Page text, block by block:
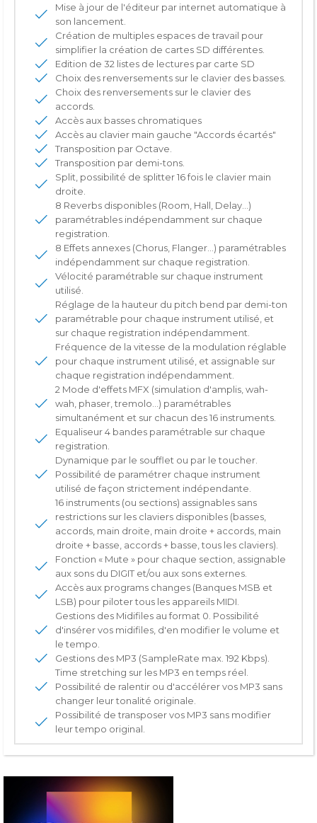
Mise à jour de l'éditeur par internet automatique à
son lancement.
Création de multiples espaces de travail pour
simplifier la création de cartes SD différentes.
Edition de 32 listes de lectures par carte SD
Choix des renversements sur le clavier des basses.
Choix des renversements sur le clavier des
accords.
Accès aux basses chromatiques
Accès au clavier main gauche "Accords écartés"
Transposition par Octave.
Transposition par demi-­tons.
Split, possibilité de splitter 16 fois le clavier main
droite.
8 Reverbs disponibles (Room, Hall, Delay...)
paramétrables indépendamment sur chaque
registration.
8 Effets annexes (Chorus, Flanger...) paramétrables
indépendamment sur chaque registration.
Vélocité paramétrable sur chaque instrument
utilisé.
Réglage de la hauteur du pitch bend par demi-­ton
paramétrable pour chaque instrument utilisé, et
sur chaque registration indépendamment.
Fréquence de la vitesse de la modulation réglable
pour chaque instrument utilisé, et assignable sur
chaque registration indépendamment.
2 Mode d'effets MFX (simulation d'amplis, wah-
wah, phaser, tremolo...) paramétrables
simultanément et sur chacun des 16 instruments.
Equaliseur 4 bandes paramétrable sur chaque
registration.
Dynamique par le soufflet ou par le toucher.
Possibilité de paramétrer chaque instrument
utilisé de façon strictement indépendante.
16 instruments (ou sections) assignables sans
restrictions sur les claviers disponibles (basses,
accords, main droite, main droite + accords, main
droite + basse, accords + basse, tous les claviers).
Fonction « Mute » pour chaque section, assignable
aux sons du DIGIT et/ou aux sons externes.
Accès aux programs changes (Banques MSB et
LSB) pour piloter tous les appareils MIDI.
Gestions des Midifiles au format 0. Possibilité
d'insérer vos midifiles, d'en modifier le volume et
le tempo.
Gestions des MP3 (SampleRate max. 192 Kbps).
Time stretching sur les MP3 en temps réel.
Possibilité de ralentir ou d'accélérer vos MP3 sans
changer leur tonalité originale.
Possibilité de transposer vos MP3 sans modifier
leur tempo original.